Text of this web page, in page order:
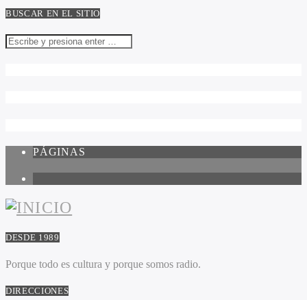
BUSCAR EN EL SITIO
PÁGINAS
DESDE 1989
Porque todo es cultura y porque somos radio.
DIRECCIONES